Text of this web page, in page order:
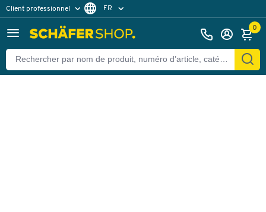
Client professionnel
Client particulier
FR
0
Retour